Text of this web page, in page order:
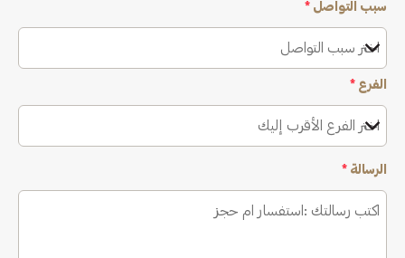
سبب التواصل *
اختر سبب التواصل
الفرع *
اختر الفرع الأقرب إليك
الرسالة *